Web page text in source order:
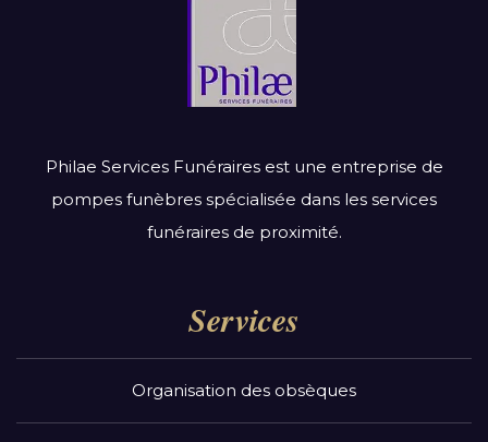
Philae Services Funéraires est une entreprise de
pompes funèbres spécialisée dans les services
funéraires de proximité.
Services
Organisation des obsèques